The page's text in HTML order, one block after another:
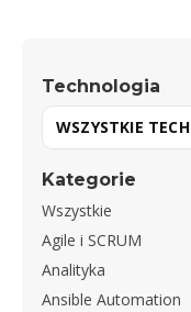
Technologia
Kategorie
Wszystkie
Agile i SCRUM
Analityka
Ansible Automation